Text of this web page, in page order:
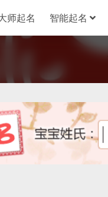
师起名 智能起名